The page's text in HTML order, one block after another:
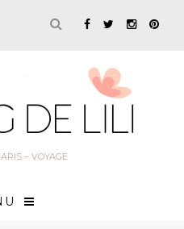
– VOYAGE